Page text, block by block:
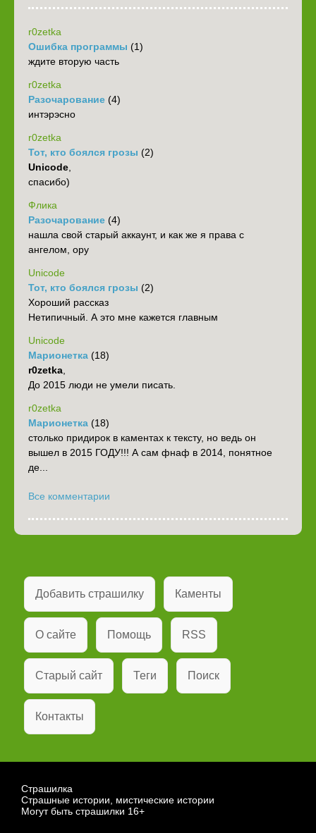
r0zetka
Ошибка программы (1)
ждите вторую часть
r0zetka
Разочарование (4)
интэрэсно
r0zetka
Тот, кто боялся грозы (2)
Unicode
спасибо)
Флика
Разочарование (4)
нашла свой старый аккаунт, и как же я права с
ангелом, ору
Unicode
Тот, кто боялся грозы (2)
Хороший рассказ
Нетипичный. А это мне кажется главным
Unicode
Марионетка (18)
r0zetka
До 2015 люди не умели писать.
r0zetka
Марионетка (18)
столько придирок в каментах к тексту, но ведь он
вышел в 2015 ГОДУ!!! А сам фнаф в 2014, понятное
де...
Все комментарии
Добавить страшилку Каменты
О сайте Помощь RSS
Старый сайт Теги Поиск
Контакты
Страшилка
Страшные истории, мистические истории
Могут быть страшилки 16+